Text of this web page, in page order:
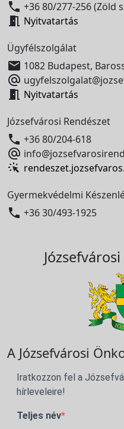
 +36 80/277-256 (Zöld
 Nyitvatartás
Ügyfélszolgálat
 1082 Budapest,

 Nyitvatartás
Józsefvárosi Rendészet
 +36 80/204-618

Gyermekvédelmi
 +36 30/493-1925
A Józsefvárosi
Iratkozzon fel a
hírleveleire!
Teljes név